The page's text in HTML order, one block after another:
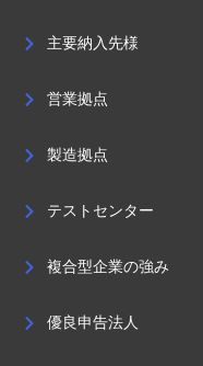
主要納入先様
営業拠点
製造拠点
テストセンター
複合型企業の強み
優良申告法人